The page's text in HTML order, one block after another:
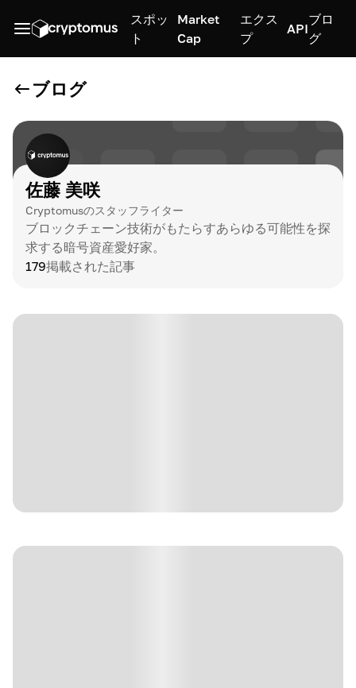
スポッ
ト
Market
Cap
エクス
プ
API
ブロ
グ
ブログ
佐藤 美咲
Cryptomusのスタッフライター
ブロックチェーン技術がもたらすあらゆる可能性を探
求する暗号資産愛好家。
179掲載された記事